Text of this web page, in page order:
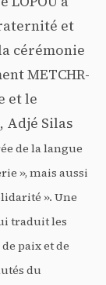
et
cérémonie
METCHR-
et le
Adjé Silas
de la langue
», mais aussi
». Une
traduit les
paix et de
du